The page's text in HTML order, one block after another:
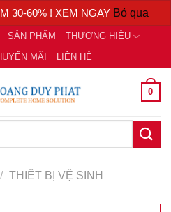
30-60% ! XEM NGAY Bỏ qua
SẢN PHẨM
THƯƠNG HIỆU
MÃI LIÊN HỆ
0
/ THIẾT BỊ VỆ SINH